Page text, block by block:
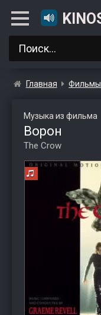
Главная Фильмы
Музыка из фильма
Ворон
The Crow